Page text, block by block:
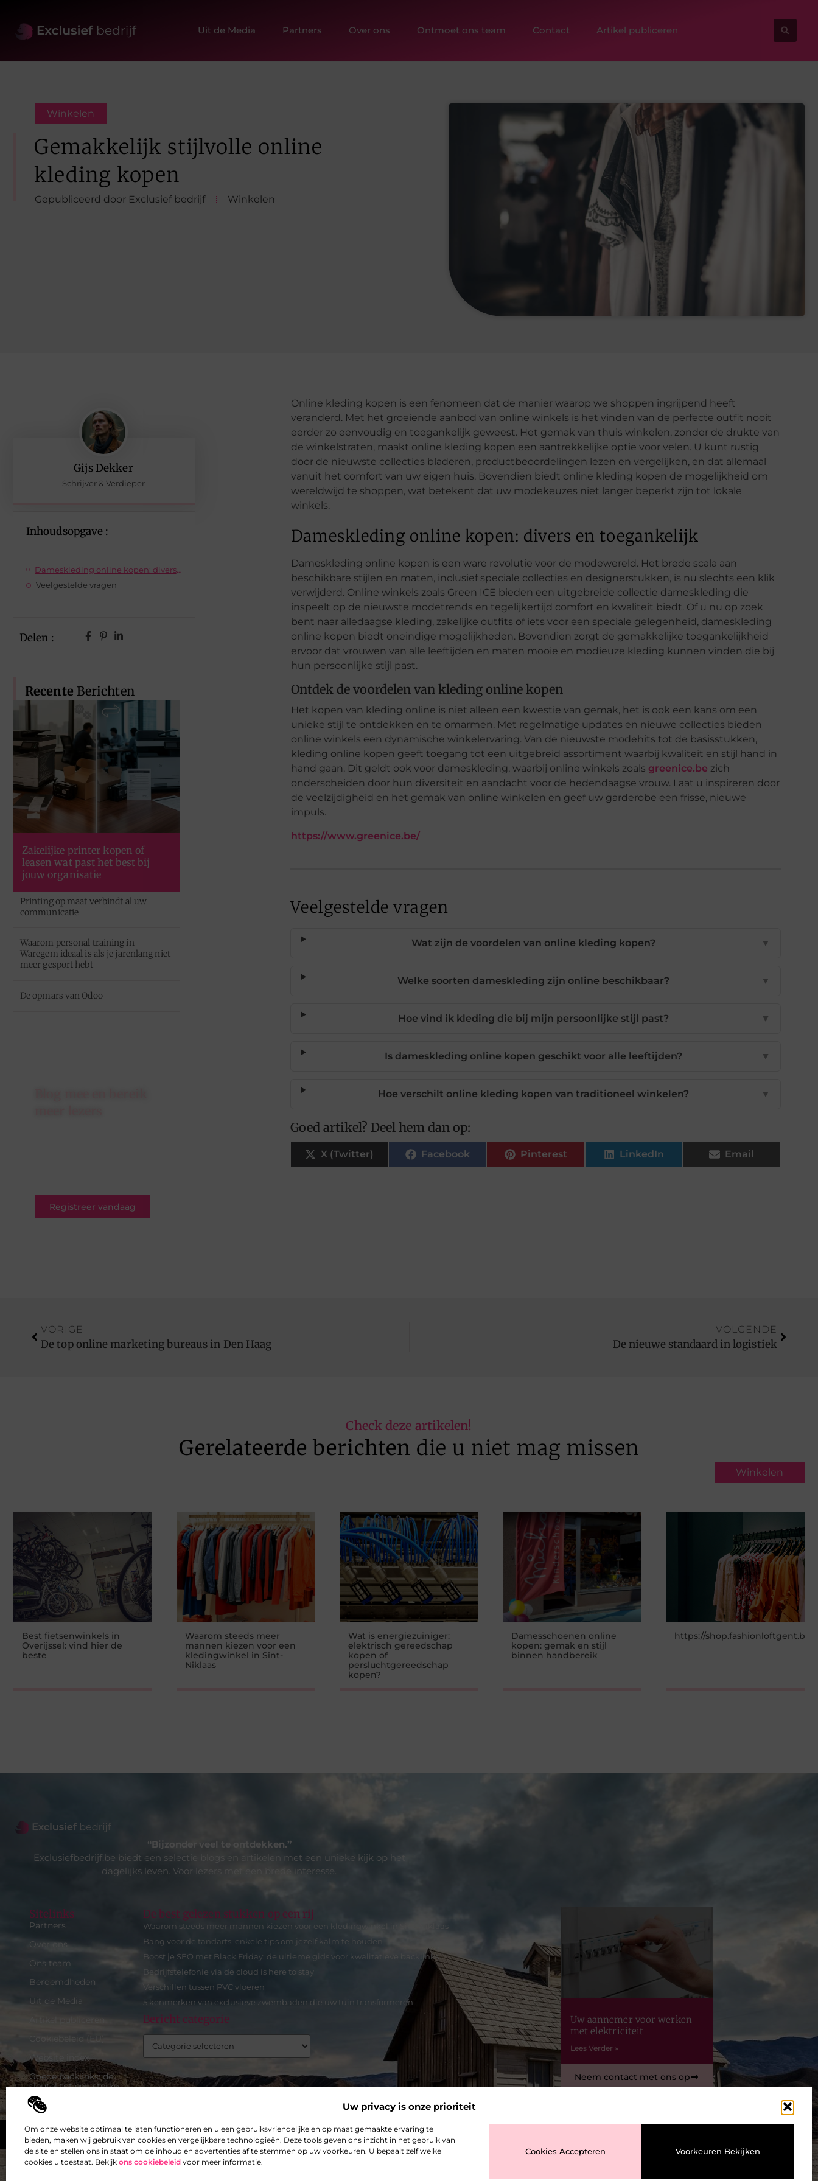
Uw privacy is onze prioriteit
Om onze website optimaal te laten functioneren en u een gebruiksvriendelijke en op maat gemaakte ervaring te
bieden, maken wij gebruik van cookies en vergelijkbare technologieën. Deze tools geven ons inzicht in het gebruik van
de site en stellen ons in staat om de inhoud en advertenties af te stemmen op uw voorkeuren. U bepaalt zelf welke
cookies u toestaat. Bekijk ons cookiebeleid voor meer informatie.
Cookies Accepteren Voorkeuren Bekijken
Uit de Media Partners Over ons Ontmoet ons team Contact Artikel publiceren
Top
Winkelen
Gemakkelijk stijlvolle online
kleding kopen
Gepubliceerd door Exclusief bedrijf Winkelen
Gijs Dekker
Schrijver & Verdieper
Inhoudsopgave :
Dameskleding online kopen: divers en toegankelijk
Veelgestelde vragen
Delen :
Recente Berichten
Zakelijke printer kopen of
leasen wat past het best bij
jouw organisatie
Printing op maat verbindt al uw
communicatie
Waarom personal training in
Waregem ideaal is als je jarenlang niet
meer gesport hebt
De opmars van Odoo
Registreer vandaag
Online kleding kopen is een fenomeen dat de manier waarop we shoppen ingrijpend heeft
veranderd. Met het groeiende aanbod van online winkels is het vinden van de perfecte outfit nooit
eerder zo eenvoudig en toegankelijk geweest. Het gemak van thuis winkelen, zonder de drukte van
de winkelstraten, maakt online kleding kopen een aantrekkelijke optie voor velen. U kunt rustig
door de nieuwste collecties bladeren, productbeoordelingen lezen en vergelijken, en dat allemaal
vanuit het comfort van uw eigen huis. Bovendien biedt online kleding kopen de mogelijkheid om
wereldwijd te shoppen, wat betekent dat uw modekeuzes niet langer beperkt zijn tot lokale
winkels.
Dameskleding online kopen: divers en toegankelijk
Dameskleding online kopen is een ware revolutie voor de modewereld. Het brede scala aan
beschikbare stijlen en maten, inclusief speciale collecties en designerstukken, is nu slechts een klik
verwijderd. Online winkels zoals Green ICE bieden een uitgebreide collectie dameskleding die
inspeelt op de nieuwste modetrends en tegelijkertijd comfort en kwaliteit biedt. Of u nu op zoek
bent naar alledaagse kleding, zakelijke outfits of iets voor een speciale gelegenheid, dameskleding
online kopen biedt oneindige mogelijkheden. Bovendien zorgt de gemakkelijke toegankelijkheid
ervoor dat vrouwen van alle leeftijden en maten mooie en modieuze kleding kunnen vinden die bij
hun persoonlijke stijl past.
Ontdek de voordelen van kleding online kopen
Het kopen van kleding online is niet alleen een kwestie van gemak, het is ook een kans om een
unieke stijl te ontdekken en te omarmen. Met regelmatige updates en nieuwe collecties bieden
online winkels een dynamische winkelervaring. Van de nieuwste modehits tot de basisstukken,
kleding online kopen geeft toegang tot een uitgebreid assortiment waarbij kwaliteit en stijl hand in
hand gaan. Dit geldt ook voor dameskleding, waarbij online winkels zoals greenice.be zich
onderscheiden door hun diversiteit en aandacht voor de hedendaagse vrouw. Laat u inspireren door
de veelzijdigheid en het gemak van online winkelen en geef uw garderobe een frisse, nieuwe
impuls.
https://www.greenice.be/
Veelgestelde vragen
Wat zijn de voordelen van online kleding kopen? ▼
Welke soorten dameskleding zijn online beschikbaar? ▼
Hoe vind ik kleding die bij mijn persoonlijke stijl past? ▼
Is dameskleding online kopen geschikt voor alle leeftijden? ▼
Hoe verschilt online kleding kopen van traditioneel winkelen? ▼
Goed artikel? Deel hem dan op:
X (Twitter) Facebook Pinterest LinkedIn Email
VORIGE
De top online marketing bureaus in Den Haag
VOLGENDE
De nieuwe standaard in logistiek
Check deze artikelen!
Gerelateerde berichten die u niet mag missen
Winkelen
Best fietsenwinkels in
Overijssel: vind hier de
beste
Waarom steeds meer
mannen kiezen voor een
kledingwinkel in Sint-
Niklaas
Wat is energiezuiniger:
elektrisch gereedschap
kopen of
persluchtgereedschap
kopen?
Damesschoenen online
kopen: gemak en stijl
binnen handbereik
https://shop.fashionloftgent.be/
“Bijzonder veel te ontdekken.”
Exclusiefbedrijf.be biedt een selectie blogs en artikelen met een unieke kijk op het
dagelijks leven. Voor lezers met een brede interesse.
Sitelinks
Partners
Over ons
Ons team
Beroemdheden
Uit de Media
Artikel publiceren
Cookiebeleid (EU)
Website index
Goede backlinks: de
sleutel tot een sterke
online autoriteit
Inkomsten genereren met
mijn website: zo maak je
van je site een
verdienmachine
De best gelezen stukken op een rij
Waarom steeds meer mannen kiezen voor een kledingwinkel in Sint-Niklaas
Bang voor de tandarts, enkele tips om jezelf kalm te houden
Boost je SEO met Black Friday: de ultieme gids voor kwalitatieve backlinks
Bedrijfstelefonie via de cloud is here to stay
Verschillen tussen PVC vloeren
5 kenmerken van exclusieve zwembaden die uw tuin transformeren
Bericht categorie
Uw aannemer voor werken
met elektriciteit
Lees Verder »
Neem contact met ons op